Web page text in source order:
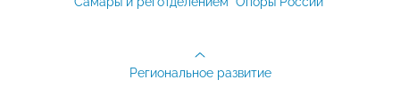
Региональное развитие